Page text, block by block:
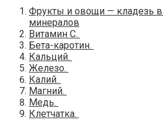
Фрукты и овощи — кладезь
минералов
Витамин C.
Бета-каротин.
Кальций.
Железо.
Калий.
Магний.
Медь.
Клетчатка.